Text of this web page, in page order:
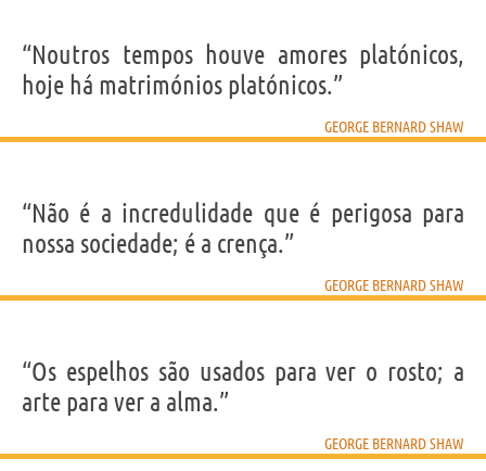
“Noutros tempos houve amores platónicos,
hoje há matrimónios platónicos.”
GEORGE BERNARD SHAW
“Não é a incredulidade que é perigosa para
nossa sociedade; é a crença.”
GEORGE BERNARD SHAW
“Os espelhos são usados para ver o rosto; a
arte para ver a alma.”
GEORGE BERNARD SHAW